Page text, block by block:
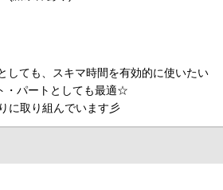
しても、スキマ時間を有効的に使いたい
・パートとしても最適☆
に取り組んでいます彡